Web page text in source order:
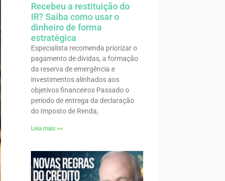
Recebeu a restituição do
IR? Saiba como usar o
dinheiro de forma
estratégica
Especialista recomenda priorizar o
pagamento de dívidas, a formação
da reserva de emergência e
investimentos alinhados aos
objetivos financeiros Passado o
período de entrega da declaração
do Imposto de Renda,
Leia mais >>